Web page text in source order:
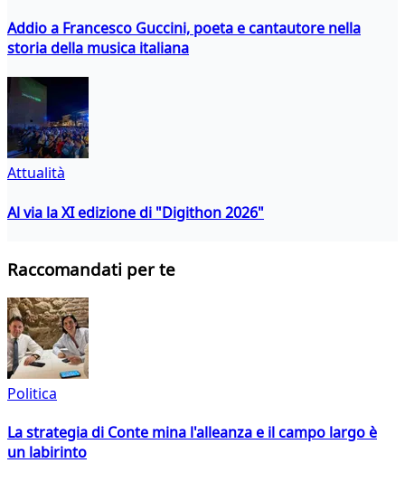
Addio a Francesco Guccini, poeta e cantautore nella
storia della musica italiana
Attualità
Al via la XI edizione di "Digithon 2026"
Raccomandati per te
Politica
La strategia di Conte mina l'alleanza e il campo largo è
un labirinto